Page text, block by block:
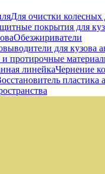
Для очистки колесных
покрытия для
Обезжириватели
для кузова
и протирочные
линейкаЧернение
пластика